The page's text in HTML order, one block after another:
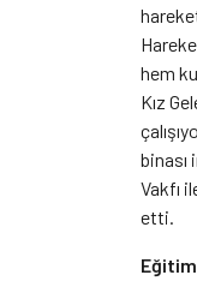
hem
Kız
Vakfı
etti.